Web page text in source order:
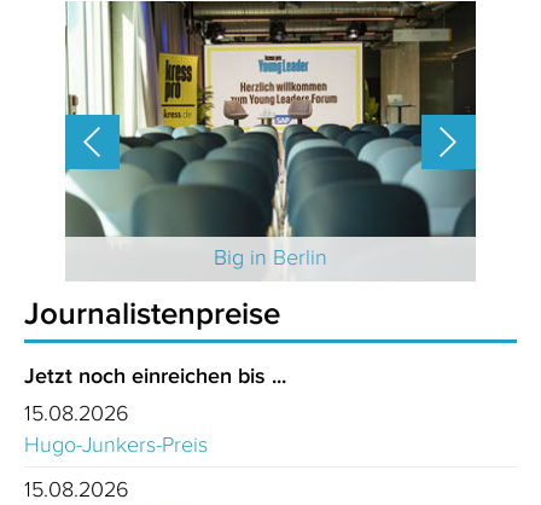
Big in Berlin
Journalistenpreise
Jetzt noch einreichen bis ...
15.08.2026
Hugo-Junkers-Preis
15.08.2026